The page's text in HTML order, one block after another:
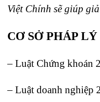
Việt Chính sẽ giúp
CƠ SỞ PHÁP LÝ
– Luật Chứng khoán
– Luật doanh nghiệp